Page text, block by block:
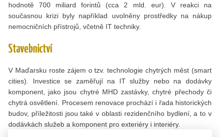
hodnotě 700 miliard forintů (cca 2 mld. eur). V reakci na
současnou krizi byly například uvolněny prostředky na nákup
nemocničních přístrojů, včetně IT techniky.
Stavebnictví
V Maďarsku roste zájem o tzv. technologie chytrých měst (smart
cities). Investice se zaměřují na IT služby nebo na dodávky
komponent, jako jsou chytré MHD zastávky, chytré přechody či
chytrá osvětlení. Procesem renovace prochází i řada historických
budov, příležitosti jsou také v oblasti rezidenčního bydlení, a to v
dodávkách služeb a komponent pro exteriéry i interiéry.